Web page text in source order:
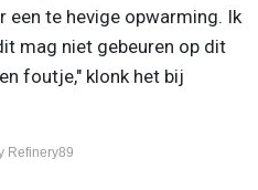
een te hevige opwarming. Ik
mag niet gebeuren op dit
foutje," klonk het bij
Refinery89